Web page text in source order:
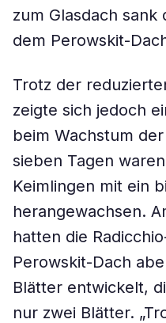
zum Glasdach
dem Perowskit-
Trotz der
zeigte sich jedoch
beim Wachstum
sieben Tagen
Keimlingen mit ein
herangewachsen.
hatten die
Perowskit-Dach
Blätter entwickelt,
nur zwei Blätter.